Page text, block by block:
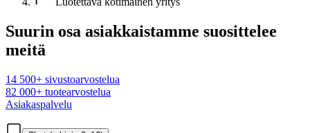
Suurin osa asiakkaistamme suosittelee
meitä
14 500+ sivustoarvostelua
82 000+ tuotearvostelua
Asiakaspalvelu